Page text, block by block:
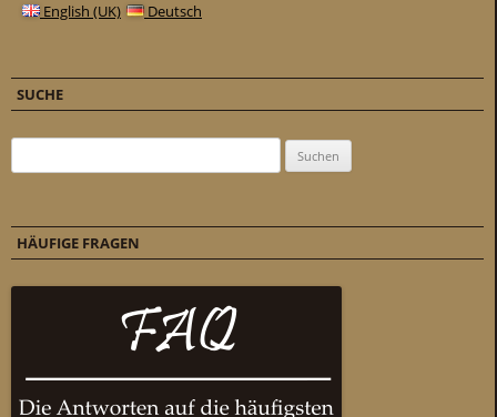
English (UK) Deutsch
SUCHE
HÄUFIGE FRAGEN